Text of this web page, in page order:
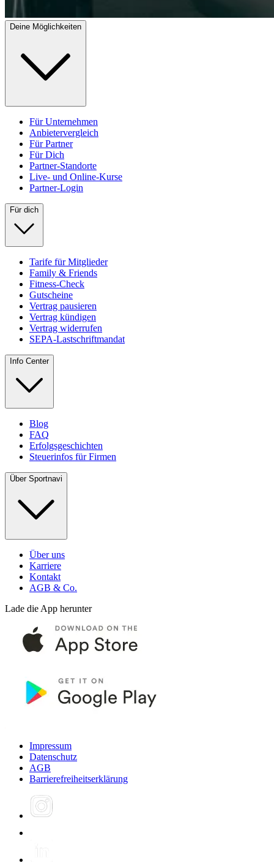
Deine Möglichkeiten
Für Unternehmen
Anbietervergleich
Für Partner
Für Dich
Partner-Standorte
Live- und Online-Kurse
Partner-Login
Für dich
Tarife für Mitglieder
Family & Friends
Fitness-Check
Gutscheine
Vertrag pausieren
Vertrag kündigen
Vertrag widerrufen
SEPA-Lastschriftmandat
Info Center
Blog
FAQ
Erfolgsgeschichten
Steuerinfos für Firmen
Über Sportnavi
Über uns
Karriere
Kontakt
AGB & Co.
Lade die App herunter
Impressum
Datenschutz
AGB
Barrierefreiheitserklärung